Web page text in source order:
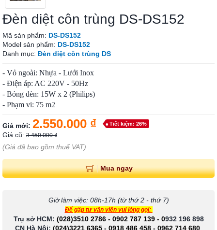
Đèn diệt côn trùng DS-DS152
Mã sản phẩm: DS-DS152
Model sản phẩm: DS-DS152
Danh mục: Đèn diệt côn trùng DS
- Vỏ ngoài: Nhựa - Lưới Inox
- Điện áp: AC 220V - 50Hz
- Bóng đèn: 15W x 2 (Philips)
- Phạm vi: 75 m2
Giá mới: 2.550.000 ₫ Tiết kiệm: 26%
Giá cũ: 3.450.000 ₫
(Giá đã bao gồm thuế VAT)
Mua ngay
Giờ làm việc: 08h-17h (từ thứ 2 - thứ 7)
Để gặp tư vấn viên vui lòng gọi:
Trụ sở HCM: (028)3510 2786 - 0902 787 139- 0932 196 898
CN Hà Nội: (024)3221 6365 - 0918 486 458 - 0962 714 680